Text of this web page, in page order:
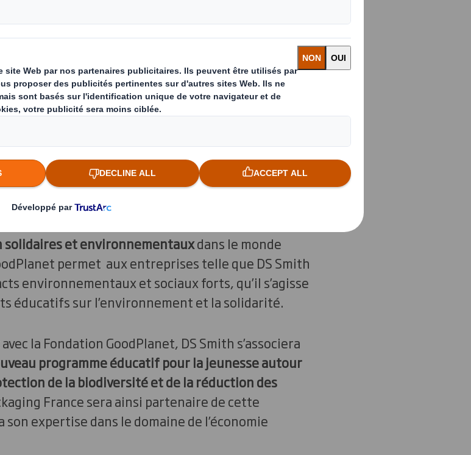
Bertrand, la Fondation GoodPlanet a pour
et environnementauxdans le monde
permet aux entreprises telle que DS Smith
environnementaux et sociaux forts, qu’il s’agisse
éducatifs sur l’environnement et la solidarité.
la Fondation GoodPlanet, DS Smith s’associera
programme éducatif pour la jeunesse autour
de la biodiversité et de la réduction des
France sera ainsi partenaire de cette
expertise dans le domaine de l’économie